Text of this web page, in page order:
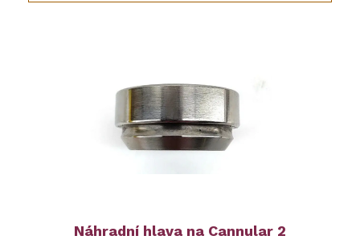
Náhradní hlava na Cannular 2